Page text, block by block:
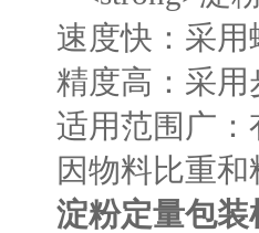
速度快：采
精度高：采
适用范围广
因物料比重
淀粉定量包装